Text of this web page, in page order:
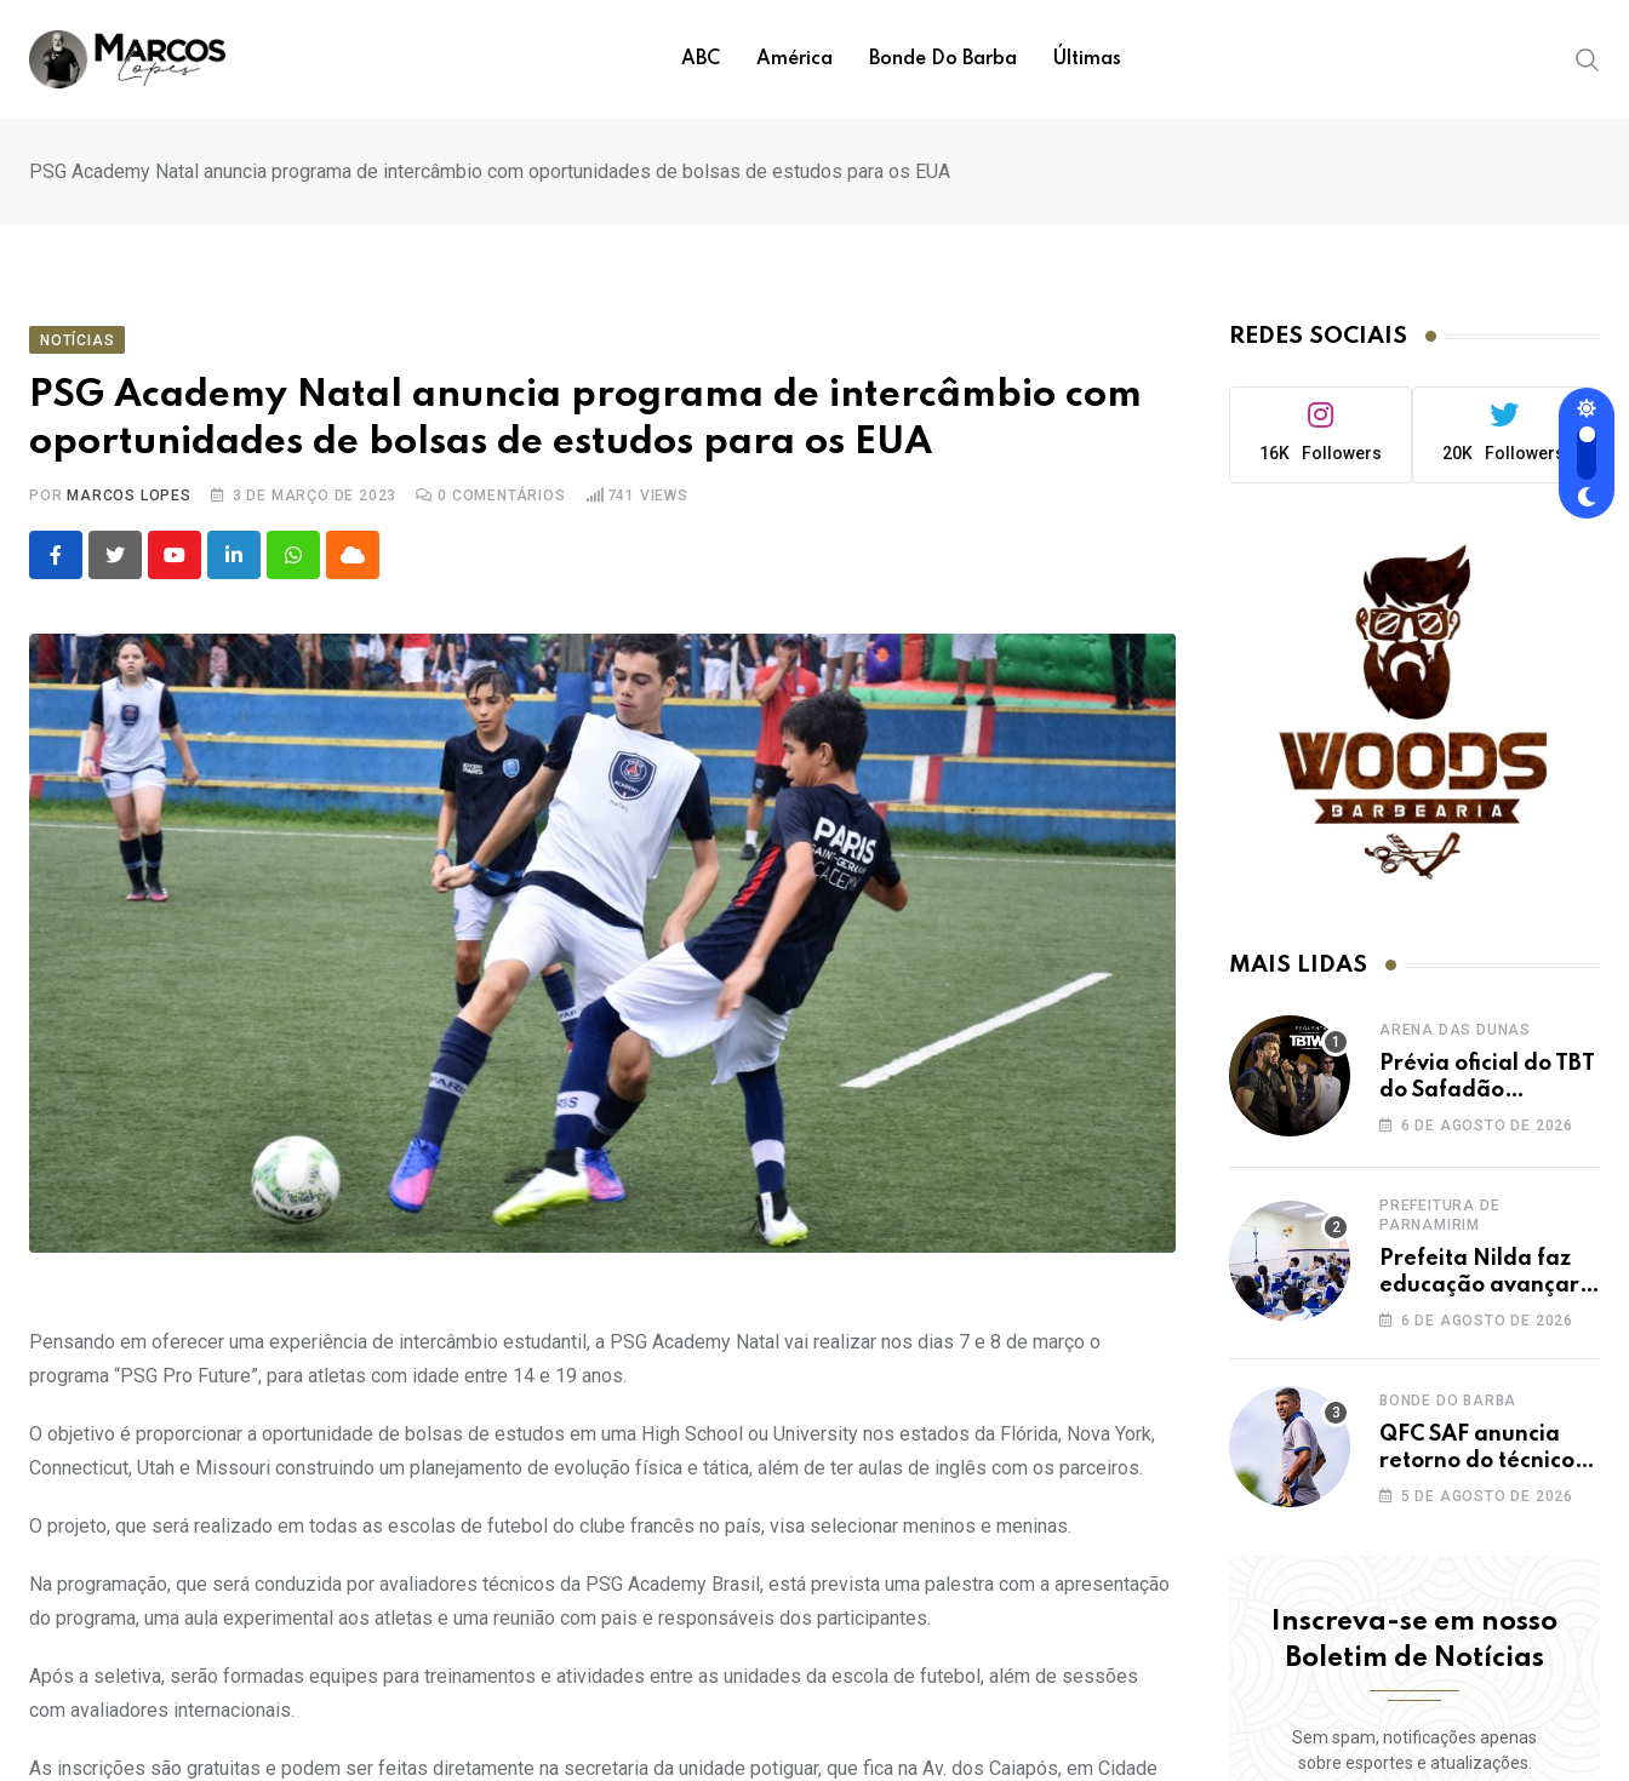
para
ABC América Bonde Do Barba Últimas
PSG Academy Natal anuncia programa de intercâmbio com oportunidades de bolsas de estudos para os EUA
NOTÍCIAS
PSG Academy Natal anuncia programa de intercâmbio com
oportunidades de bolsas de estudos para os EUA
POR MARCOS LOPES 3 DE MARÇO DE 2023 0 COMENTÁRIOS 741 VIEWS
YoutubeLinkedInWhatsappCloud
Pensando em oferecer uma experiência de intercâmbio estudantil, a PSG Academy Natal vai realizar nos dias 7 e 8 de março o
programa “PSG Pro Future”, para atletas com idade entre 14 e 19 anos.
O objetivo é proporcionar a oportunidade de bolsas de estudos em uma High School ou University nos estados da Flórida, Nova York,
Connecticut, Utah e Missouri construindo um planejamento de evolução física e tática, além de ter aulas de inglês com os parceiros.
O projeto, que será realizado em todas as escolas de futebol do clube francês no país, visa selecionar meninos e meninas.
Na programação, que será conduzida por avaliadores técnicos da PSG Academy Brasil, está prevista uma palestra com a apresentação
do programa, uma aula experimental aos atletas e uma reunião com pais e responsáveis dos participantes.
Após a seletiva, serão formadas equipes para treinamentos e atividades entre as unidades da escola de futebol, além de sessões
com avaliadores internacionais.
As inscrições são gratuitas e podem ser feitas diretamente na secretaria da unidade potiguar, que fica na Av. dos Caiapós, em Cidade
REDES SOCIAIS
16K Followers 20K Followers
MAIS LIDAS
ARENA DAS DUNAS
Prévia oficial do TBT
do Safadão
acontece nesta
Dunas
6 DE AGOSTO DE 2026
PREFEITURA DE
PARNAMIRIM
Prefeita Nilda faz
educação avançar e
leva Parnamirim ao
história dos anos
iniciais
6 DE AGOSTO DE 2026
BONDE DO BARBA
QFC SAF anuncia
retorno do técnico
João Paulo para a
5 DE AGOSTO DE 2026
Inscreva-se em nosso
Boletim de Notícias
Sem spam, notificações apenas
sobre esportes e atualizações.